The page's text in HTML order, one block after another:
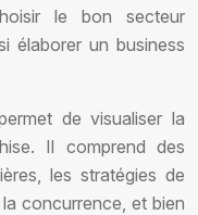
le bon secteur
élaborer un business
de visualiser la
Il comprend des
les stratégies de
concurrence, et bien